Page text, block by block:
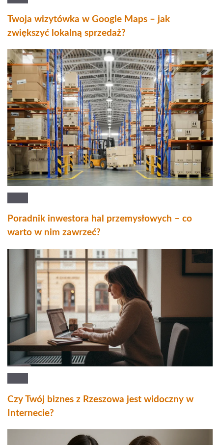
Twoja wizytówka w Google Maps – jak
zwiększyć lokalną sprzedaż?
Poradnik inwestora hal przemysłowych – co
warto w nim zawrzeć?
Czy Twój biznes z Rzeszowa jest widoczny w
Internecie?